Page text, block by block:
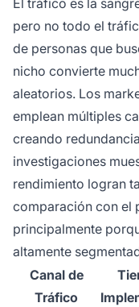
El tráfico es la
pero no todo el
de personas que
nicho convierte
aleatorios. Los
emplean múltiples
creando
investigaciones
rendimiento logran
comparación con el
principalmente
altamente
Canal de
Tráfico